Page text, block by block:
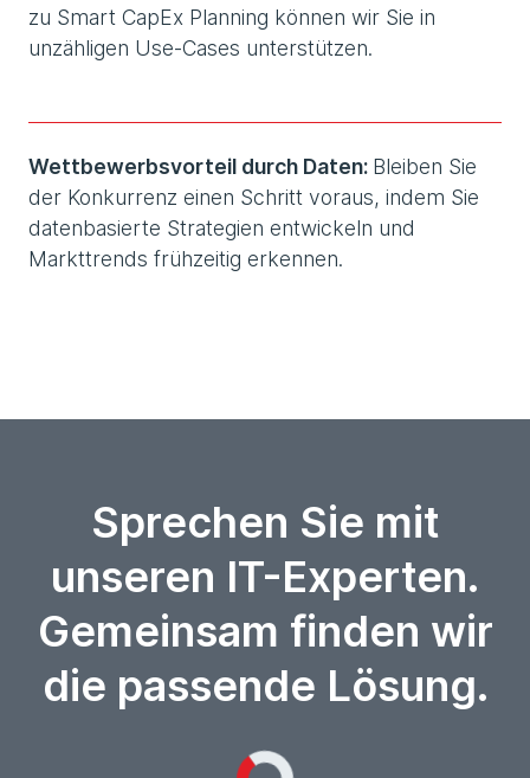
zu Smart CapEx Planning können wir Sie in
unzähligen Use-Cases unterstützen.
Wettbewerbsvorteil durch Daten: Bleiben Sie
der Konkurrenz einen Schritt voraus, indem Sie
datenbasierte Strategien entwickeln und
Markttrends frühzeitig erkennen.
Sprechen Sie mit
unseren IT-Experten.
Gemeinsam finden wir
die passende Lösung.